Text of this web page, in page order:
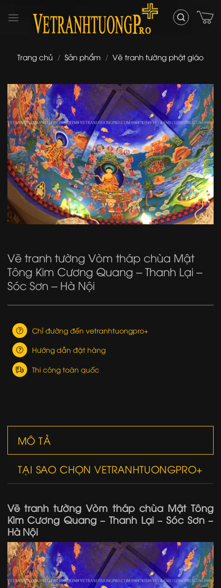
Trang chủ / Sản phẩm / Vẽ tranh tường phật giáo
Vẽ tranh tường Vòm tháp chùa Mật
Tông Kim Cương Quang – Thanh Lại –
Sóc Sơn – Hà Nội
Chỉ đường đến vetranhtuongpro+
Hướng dẫn đặt hàng
Thi công toàn quốc
MÔ TẢ
TẠI SAO CHỌN VETRANHTUONGPRO+
Vẽ tranh tường Vòm tháp chùa Mật Tông
Kim Cương Quang – Thanh Lại – Sóc Sơn –
Hà Nội